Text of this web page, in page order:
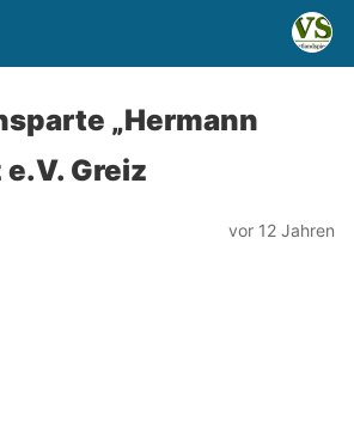
„Hermann
e.V. Greiz
vor 12 Jahren